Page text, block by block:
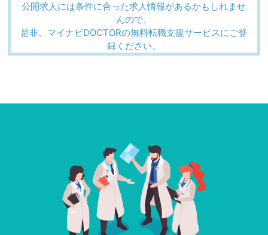
公開求人には条件に合った求人情報があるかもしれませ
んので、
是非、マイナビDOCTORの無料転職支援サービスにご登
録ください。